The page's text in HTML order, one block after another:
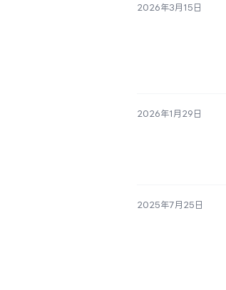
2026年3月15日
2026年1月29日
2025年7月25日